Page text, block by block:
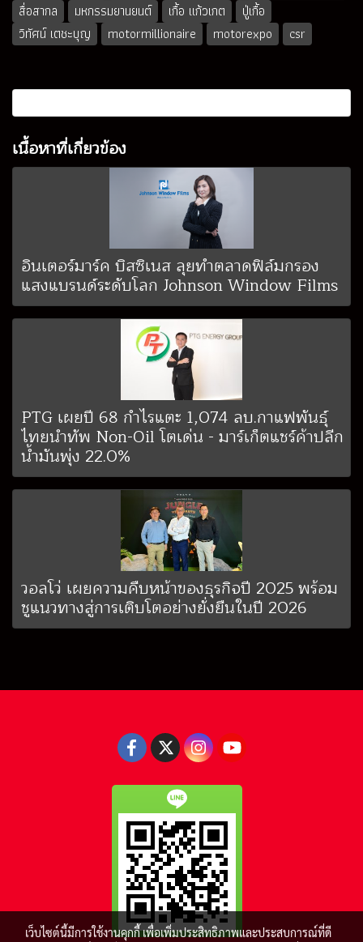
สื่อสากล
มหกรรมยานยนต์ เกื้อ แก้วเกต
ปู่เกื้อ
วิทัศน์ เตชะบุญ
motormillionaire motorexpo csr
เนื้อหาที่เกี่ยวข้อง
อินเตอร์มาร์ค บิสซิเนส ลุยทำตลาดฟิล์มกรอง
แสงแบรนด์ระดับโลก Johnson Window Films
PTG เผยปี 68 กำไรแตะ 1,074 ลบ.กาแฟพันธุ์
ไทยนำทัพ Non-Oil โตเด่น - มาร์เก็ตแชร์ค้าปลีก
น้ำมันพุ่ง 22.0%
วอลโว่ เผยความคืบหน้าของธุรกิจปี 2025 พร้อม
ชูแนวทางสู่การเติบโตอย่างยั่งยืนในปี 2026
เว็บไซต์นี้มีการใช้งานคุกกี้ เพื่อเพิ่มประสิทธิภาพและประสบการณ์ที่ดี